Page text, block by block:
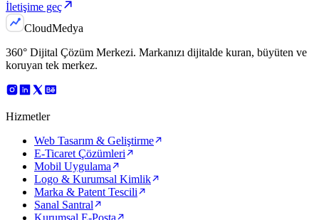
İletişime geç
CloudMedya
360° Dijital Çözüm Merkezi. Markanızı dijitalde kuran, büyüten ve
koruyan tek merkez.
Hizmetler
Web Tasarım & Geliştirme
E-Ticaret Çözümleri
Mobil Uygulama
Logo & Kurumsal Kimlik
Marka & Patent Tescili
Sanal Santral